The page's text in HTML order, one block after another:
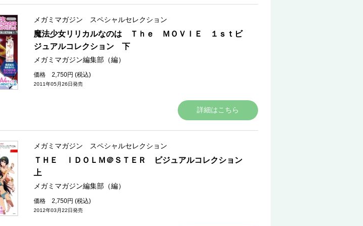
メガミマガジン スペシャルセレクション
魔法少女リリカルなのは Ｔｈｅ ＭＯＶＩＥ １ｓｔビ
ジュアルコレクション 下
メガミマガジン編集部（編）
価格 2,750円 (税込)
2011年05月26日発売
詳細はこちら
メガミマガジン スペシャルセレクション
ＴＨＥ ＩＤＯＬＭ＠ＳＴＥＲ ビジュアルコレクション
上
メガミマガジン編集部（編）
価格 2,750円 (税込)
2012年03月22日発売